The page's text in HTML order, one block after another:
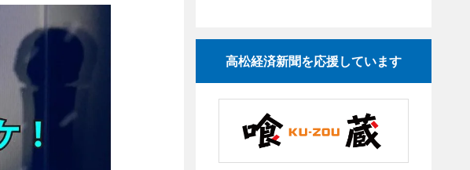
高松経済新聞を応援しています